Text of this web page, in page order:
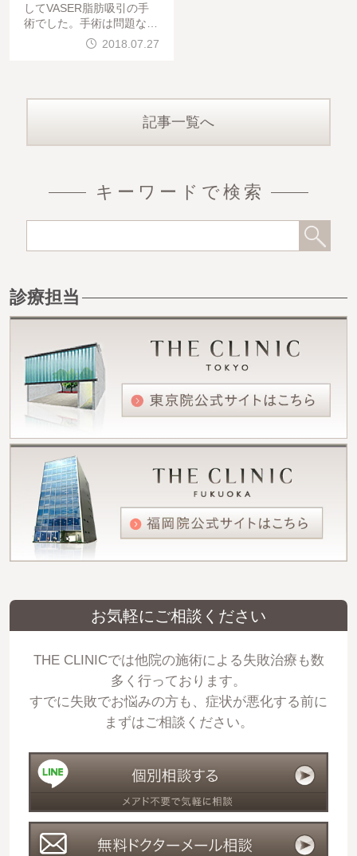
してVASER脂肪吸引の手
術でした。手術は問題なく
終わっています。お疲れ様
のCRF豊胸の術後チェック
2018.07.27
記事一覧へ
キーワードで検索
診療担当
お気軽にご相談ください
THE CLINICでは他院の施術による失敗治療も数
多く行っております。
すでに失敗でお悩みの方も、症状が悪化する前に
まずはご相談ください。